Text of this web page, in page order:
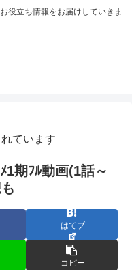
役立ち情報をお届けしていきま
ています
1期ﾌﾙ動画(1話～
はてブ
コピー